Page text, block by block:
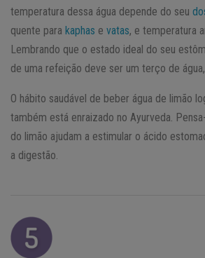
temperatura dessa água depende do seu
quente para kaphas e vatas, e temperatura
Lembrando que o estado ideal do seu
de uma refeição deve ser um terço de
O hábito saudável de beber água de limão
também está enraizado no Ayurveda.
do limão ajudam a estimular o ácido
a digestão.